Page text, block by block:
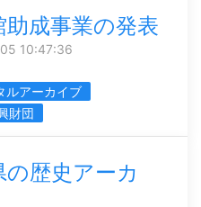
助成事業の発表
10:47:36
ルアーカイブ
財団
の歴史アーカ